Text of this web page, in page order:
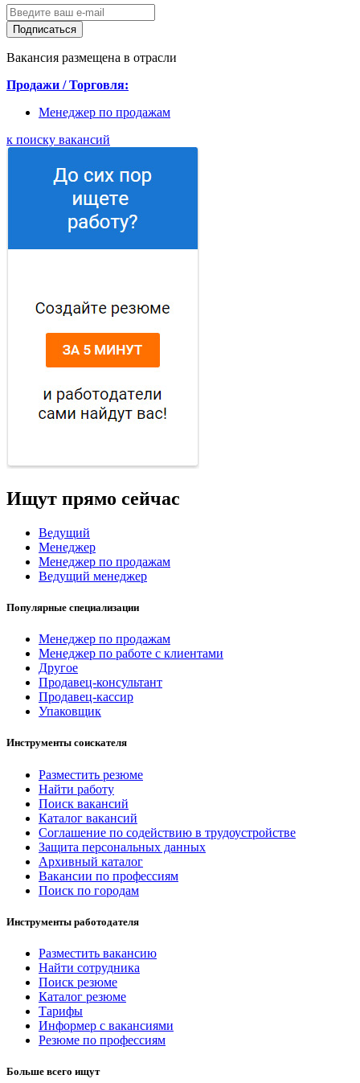
Подписаться
Вакансия размещена в отрасли
Продажи / Торговля:
Менеджер по продажам
к поиску вакансий
Ищут прямо сейчас
Ведущий
Менеджер
Менеджер по продажам
Ведущий менеджер
Популярные специализации
Менеджер по продажам
Менеджер по работе с клиентами
Другое
Продавец-консультант
Продавец-кассир
Упаковщик
Инструменты соискателя
Разместить резюме
Найти работу
Поиск вакансий
Каталог вакансий
Соглашение по содействию в трудоустройстве
Защита персональных данных
Архивный каталог
Вакансии по профессиям
Поиск по городам
Инструменты работодателя
Разместить вакансию
Найти сотрудника
Поиск резюме
Каталог резюме
Тарифы
Информер с вакансиями
Резюме по профессиям
Больше всего ищут